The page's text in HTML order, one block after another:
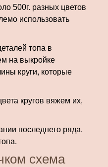
500г. разных цветов
использовать
топа в
на выкройке
круги, которые
кругов вяжем их,
последнего ряда,
схема